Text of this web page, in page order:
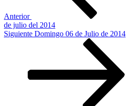
Anterior
de julio del 2014
Siguiente
Siguiente Domingo 06 de Julio de 2014